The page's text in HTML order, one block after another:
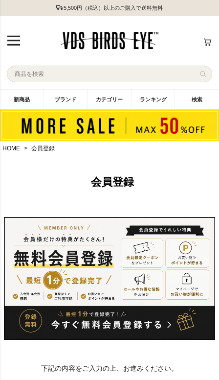
5,500円（税込）以上のご購入で送料無料
新商品 ブランド カテゴリー ランキング 検索
HOME 会員登録
会員登録
下記の内容をご入力の上、お進みください。